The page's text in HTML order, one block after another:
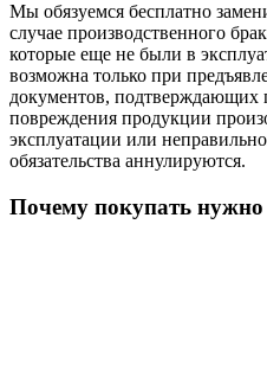
Мы обязуемся бесплатно
случае производственного
которые еще не были в
возможна только при
документов, подтверждающих
повреждения продукции
эксплуатации или
обязательства аннулируются.
Почему покупать нужно